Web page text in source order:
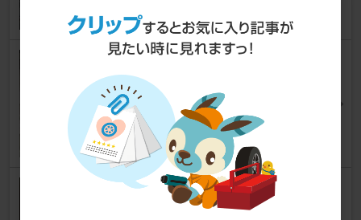
【故障】ヒーターバルブ
7シリーズ
pakunosanさん
かわのお手入れ むふふ
[E65/E66]